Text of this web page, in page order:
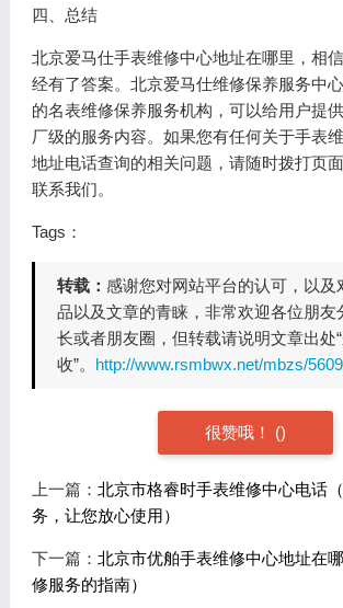
四、总结
北京爱马仕手表维修中心地址在哪里，相
经有了答案。北京爱马仕维修保养服务中
的名表维修保养服务机构，可以给用户提
厂级的服务内容。如果您有任何关于手表
地址电话查询的相关问题，请随时拨打页
联系我们。
Tags：
转载： 感谢您对网站平台的认可，以及
品以及文章的青睐，非常欢迎各位朋友
长或者朋友圈，但转载请说明文章出处
收”。 http://www.rsmbwx.net/mbzs/
很赞哦！ ()
上一篇： 北京市格睿时手表维修中心电话
务，让您放心使用）
下一篇： 北京市优舶手表维修中心地址在
修服务的指南）